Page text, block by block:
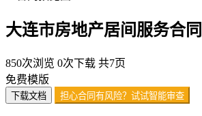
大连市房地产居间服务合同
850次浏览 0次下载 共7页
免费模版
下载文档 担心合同有风险？试试智能审查